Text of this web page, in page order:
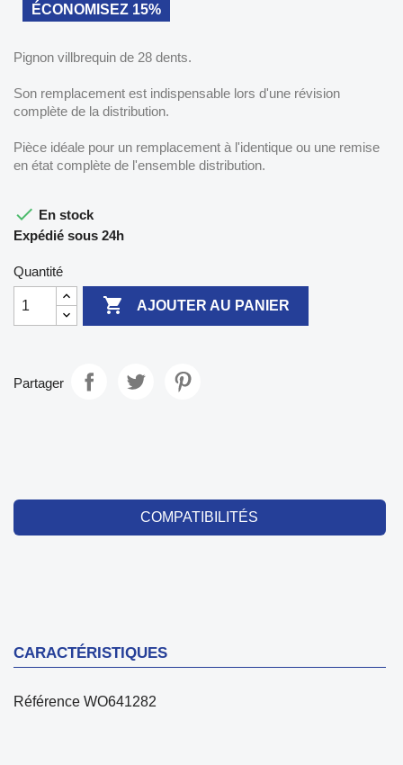
ÉCONOMISEZ 15%
Pignon villbrequin de 28 dents.
Son remplacement est indispensable lors d'une révision
complète de la distribution.
Pièce idéale pour un remplacement à l'identique ou une remise
en état complète de l'ensemble distribution.
 En stock
Expédié sous 24h
Quantité
 AJOUTER AU PANIER
Partager
COMPATIBILITÉS
CARACTÉRISTIQUES
Référence WO641282